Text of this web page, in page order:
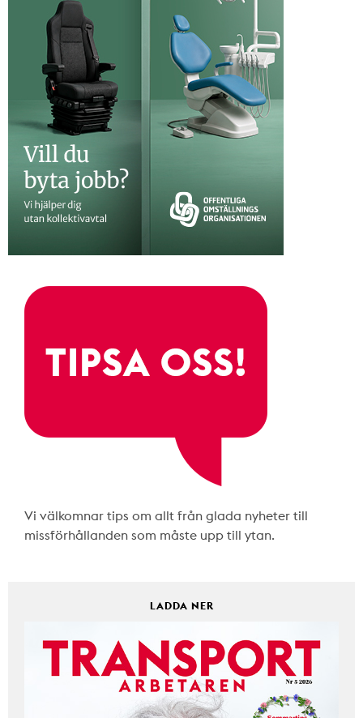
Vi välkomnar tips om allt från glada nyheter till
missförhållanden som måste upp till ytan.
LADDA NER